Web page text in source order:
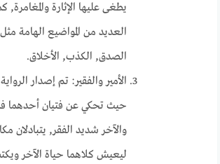
يطغى عليها الإثارة
العديد من المواضيع الهامة
الصدق, الكذب, الأخلاق.
حيث تحكي عن فتيان أحدهما
والآخر شديد الفقر, يتبادلان
ليعيش كلاهما حياة الآخر